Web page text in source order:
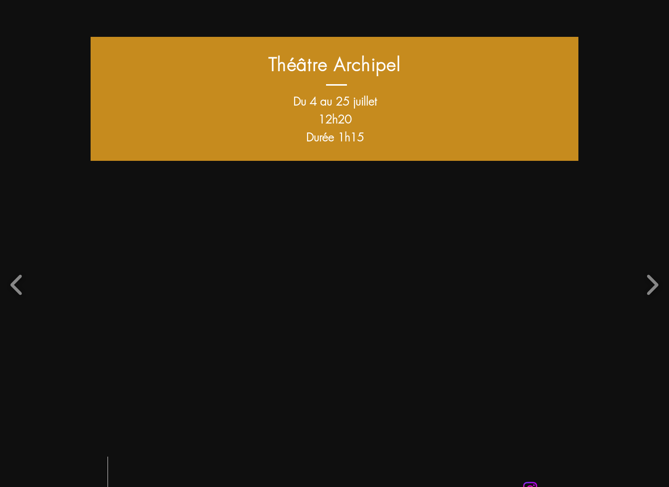
Théâtre Archipel
Du 4 au 25 juillet
12h20
Durée 1h15